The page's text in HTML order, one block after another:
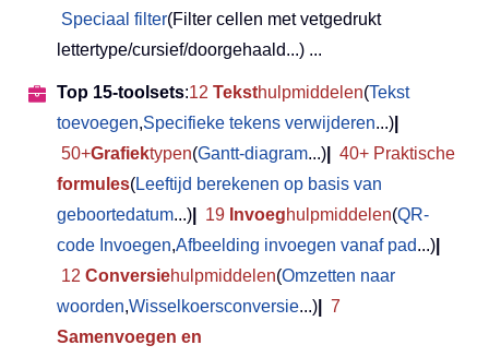
Speciaal filter(Filter cellen met vetgedrukt
lettertype/cursief/doorgehaald...) ...
Top 15-toolsets:12 Teksthulpmiddelen(Tekst
toevoegen,Specifieke tekens verwijderen...)
50+Grafiektypen(Gantt-diagram...)
40+ Praktische
formules(Leeftijd berekenen op basis van
geboortedatum...) 19 Invoeghulpmiddelen(QR-
code Invoegen,Afbeelding invoegen vanaf pad...)
12 Conversiehulpmiddelen(Omzetten naar
woorden,Wisselkoersconversie...)
7
Samenvoegen en